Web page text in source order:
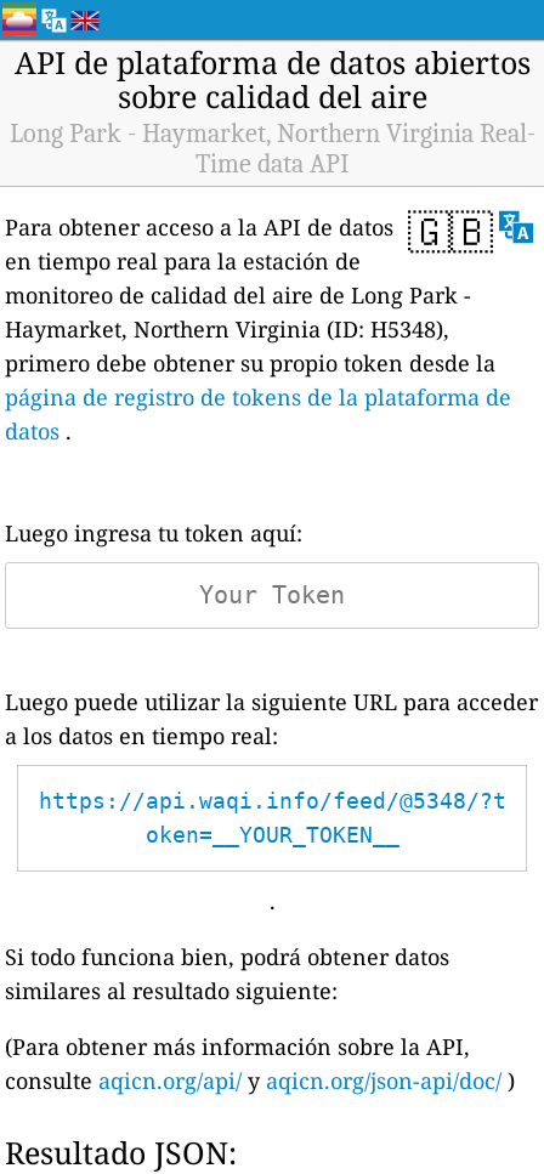
API de plataforma de datos abiertos
sobre calidad del aire
Long Park - Haymarket, Northern Virginia Real-
Time data API
🇬🇧
Para obtener acceso a la API de datos
en tiempo real para la estación de
monitoreo de calidad del aire de Long Park -
Haymarket, Northern Virginia (ID: H5348),
primero debe obtener su propio token desde la
página de registro de tokens de la plataforma de
datos .
Luego ingresa tu token aquí:
Luego puede utilizar la siguiente URL para acceder
a los datos en tiempo real:
https://api.waqi.info/feed/@5348/?t
oken=__YOUR_TOKEN__
.
Si todo funciona bien, podrá obtener datos
similares al resultado siguiente:
(Para obtener más información sobre la API,
consulte aqicn.org/api/ y aqicn.org/json-api/doc/ )
Resultado JSON: